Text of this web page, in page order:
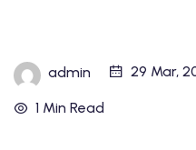
admin 29 Mar,
1 Min Read